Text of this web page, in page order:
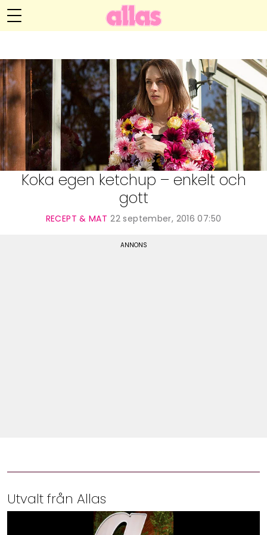
Hälsa
Relationer
Handarbete
Anna María Larssons blogg
Hem
Om Anna María
Kategorier
Arkiv
Kontakt
Koka egen ketchup – enkelt och
gott
RECEPT & MAT 22 september, 2016 07:50
Utvalt från Allas